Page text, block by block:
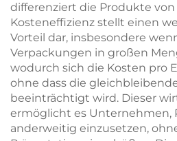
differenziert die Produkte
Kosteneffizienz stellt einen
Vorteil dar, insbesondere
Verpackungen in großen
wodurch sich die Kosten pro
ohne dass die
beeinträchtigt wird. Dieser
ermöglicht es Unternehmen,
anderweitig einzusetzen,